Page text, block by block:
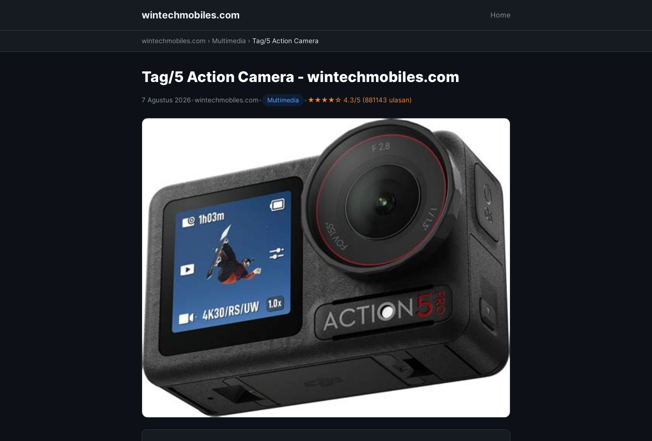
wintechmobiles.com Home
wintechmobiles.com › Multimedia › Tag/5 Action Camera
Tag/5 Action Camera - wintechmobiles.com
7 Agustus 2026•wintechmobiles.com• Multimedia •★★★★☆ 4.3/5 (881143 ulasan)